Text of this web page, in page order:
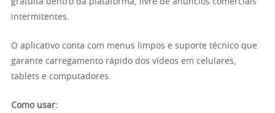
gratuita dentro da plataforma, livre de anúncios comerciais
intermitentes.
O aplicativo conta com menus limpos e suporte técnico que
garante carregamento rápido dos vídeos em celulares,
tablets e computadores.
Como usar: